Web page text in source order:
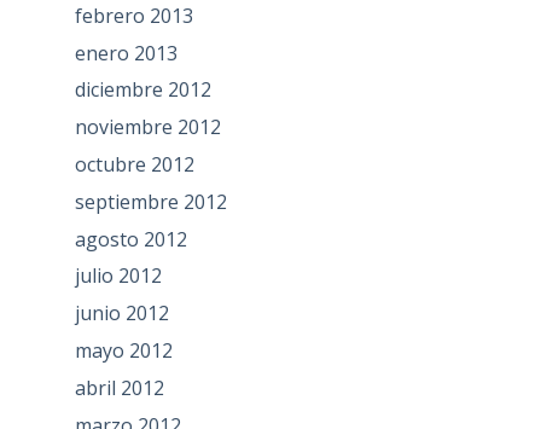
febrero 2013
enero 2013
diciembre 2012
noviembre 2012
octubre 2012
septiembre 2012
agosto 2012
julio 2012
junio 2012
mayo 2012
abril 2012